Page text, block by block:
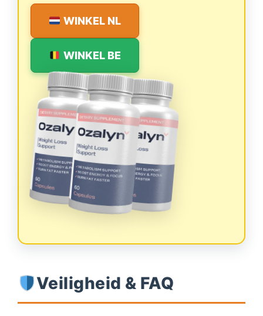
WINKEL NL
WINKEL BE
Veiligheid & FAQ